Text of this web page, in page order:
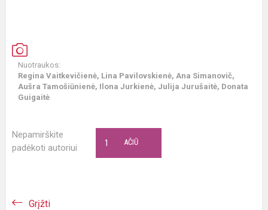
Nuotraukos:
Regina Vaitkevičienė, Lina Pavilovskienė, Ana Simanovič,
Aušra Tamošiūnienė, Ilona Jurkienė, Julija Jurušaitė, Donata
Guigaitė
Nepamirškite
padėkoti autoriui
AČIŪ
1
Grįžti